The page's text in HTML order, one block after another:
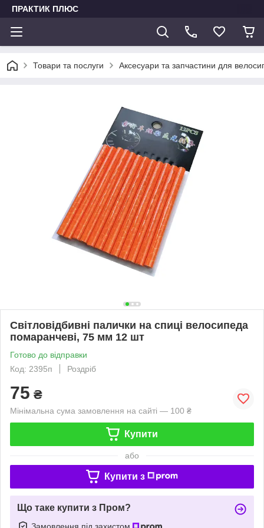
ПРАКТИК ПЛЮС
Товари та послуги Аксесуари та запчастини для
Світловідбивні палички на спиці велосипеда
помаранчеві, 75 мм 12 шт
Готово до відправки
Код: 2395п
Роздріб
75 ₴
Мінімальна сума замовлення на сайті — 100 ₴
Купити
або
Купити з
Що таке купити з Пром?
Замовлення під захистом